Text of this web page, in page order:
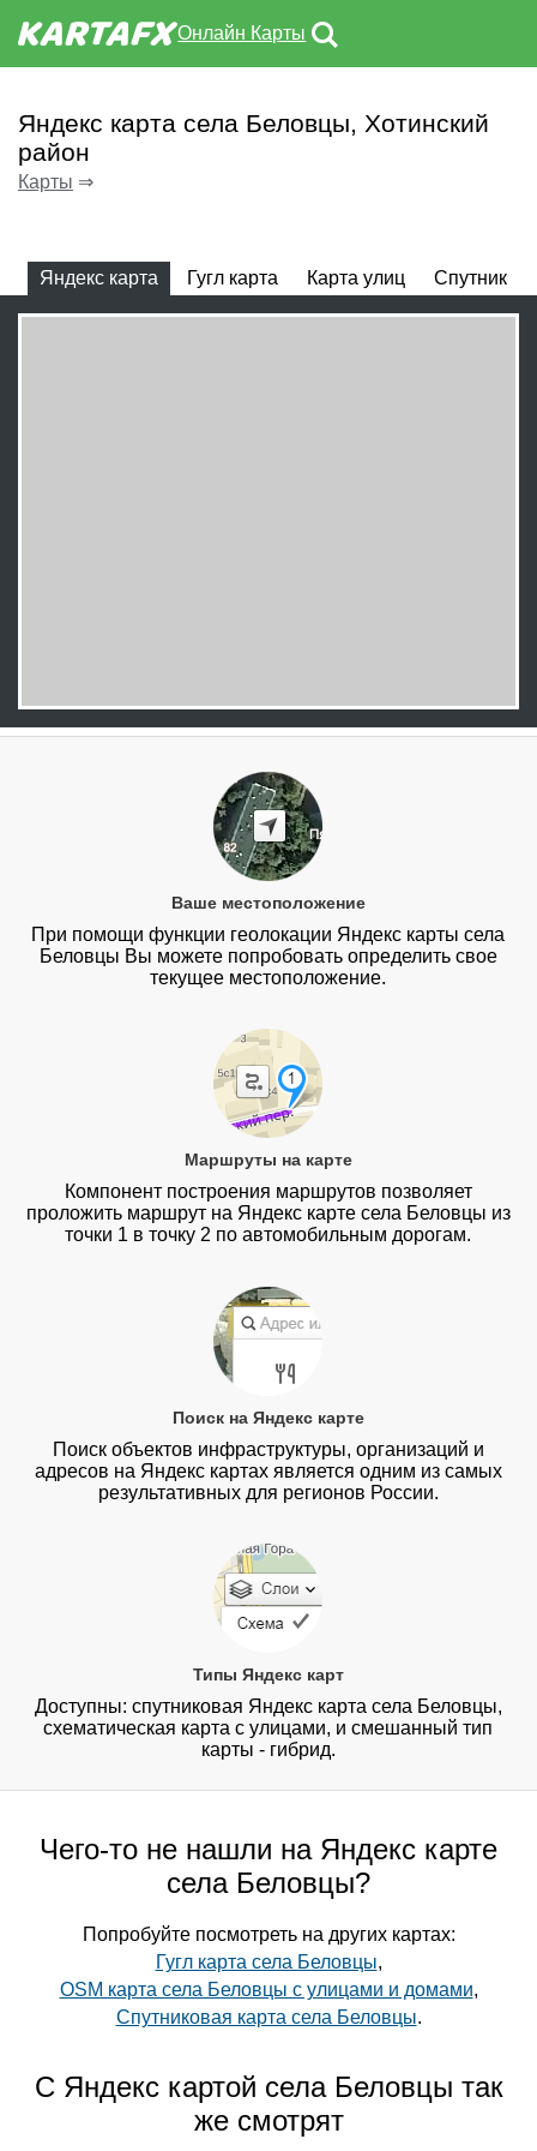
Онлайн Карты
Яндекс карта села Беловцы, Хотинский
район
Карты ⇒
Яндекс карта Гугл карта Карта улиц Спутник
Ваше местоположение
При помощи функции геолокации Яндекс карты села
Беловцы Вы можете попробовать определить свое
текущее местоположение.
Маршруты на карте
Компонент построения маршрутов позволяет
проложить маршрут на Яндекс карте села Беловцы из
точки 1 в точку 2 по автомобильным дорогам.
Поиск на Яндекс карте
Поиск объектов инфраструктуры, организаций и
адресов на Яндекс картах является одним из самых
результативных для регионов России.
Типы Яндекс карт
Доступны: спутниковая Яндекс карта села Беловцы,
схематическая карта с улицами, и смешанный тип
карты - гибрид.
Чего-то не нашли на Яндекс карте
села Беловцы?
Попробуйте посмотреть на других картах:
Гугл карта села Беловцы,
OSM карта села Беловцы с улицами и домами,
Спутниковая карта села Беловцы.
С Яндекс картой села Беловцы так
же смотрят